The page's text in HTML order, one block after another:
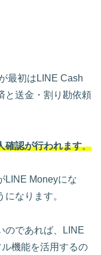
最初はLINE Cash
と送金・割り勘依頼
確認が行われます。
LINE Moneyにな
なります。
のであれば、LINE
機能を活用するの